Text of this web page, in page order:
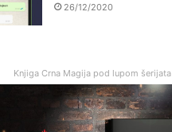
26/12/2020
Knjiga Crna Magija pod lupom šerijata